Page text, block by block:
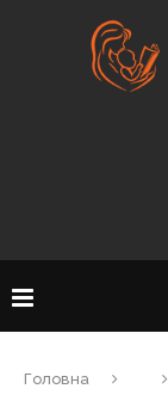
Головна